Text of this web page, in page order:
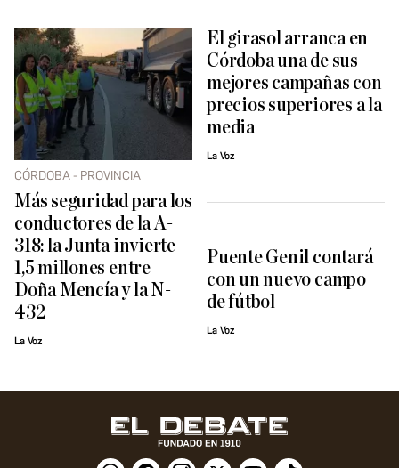
CÓRDOBA - PROVINCIA
Más seguridad para los
conductores de la A-
318: la Junta invierte
1,5 millones entre
Doña Mencía y la N-
432
La Voz
El girasol arranca en
Córdoba una de sus
mejores campañas con
precios superiores a la
media
La Voz
Puente Genil contará
con un nuevo campo
de fútbol
La Voz